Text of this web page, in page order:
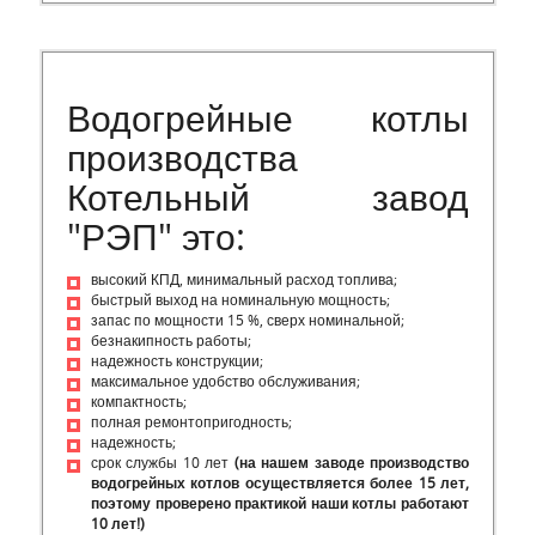
Водогрейные котлы
производства
Котельный завод
"РЭП" это:
высокий КПД, минимальный расход топлива;
быстрый выход на номинальную мощность;
запас по мощности 15 %, сверх номинальной;
безнакипность работы;
надежность конструкции;
максимальное удобство обслуживания;
компактность;
полная ремонтопригодность;
надежность;
срок службы 10 лет (на нашем заводе производство
водогрейных котлов осуществляется более 15 лет,
поэтому проверено практикой наши котлы работают
10 лет!)